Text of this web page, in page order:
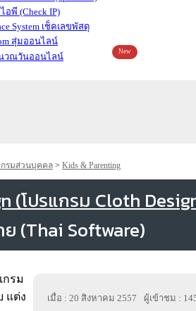
อพี (Check IP)
เช็คเลขพัสดุ
สุ่มออนไลน์
วณวันออนไลน์
New
รมส่วนบุคคล > Kids & Parenting
(โปรแกรม Cloth
เมื่อ : 20 สิงหาคม 2557 ผู้เข้าชม :